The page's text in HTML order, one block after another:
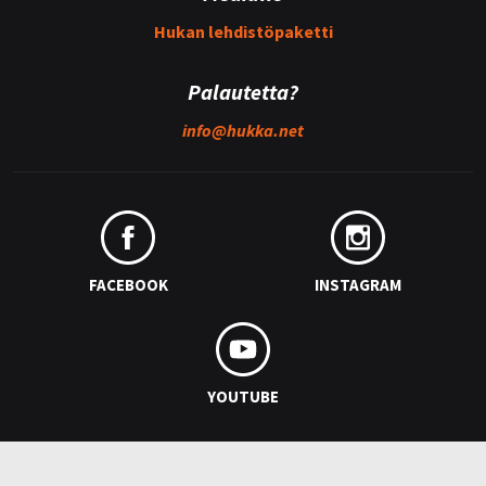
Hukan lehdistöpaketti
Palautetta?
info@hukka.net
FACEBOOK INSTAGRAM
YOUTUBE